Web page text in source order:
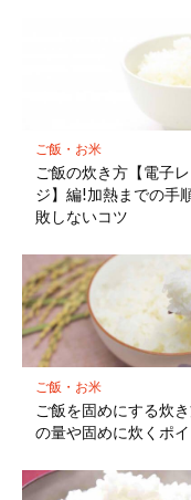
ご飯・お米
ご飯の炊き方【電子
ジ】編!加熱までの手
敗しないコツ
ご飯・お米
ご飯を固めにする炊
の量や固めに炊くポイ